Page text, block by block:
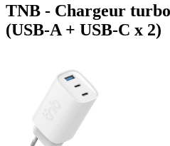
TNB - Chargeur
(USB-A + USB-C x 2)